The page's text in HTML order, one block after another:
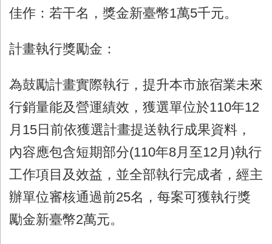
佳作：若干名，獎金新臺幣1萬5千元。
計畫執行獎勵金：
為鼓勵計畫實際執行，提升本市旅宿業未來
行銷量能及營運績效，獲選單位於110年12
月 15日前依獲選計畫提送執行成果資料，
內容應包含短期部分(110年8月至12月 )執行
工作項目及效益，並全部執行完成者，經主
辦單位審核通過前25名，每案可獲執行獎
勵金新臺幣2萬元。